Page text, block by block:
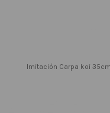
Imitación Carpa koi 35cm